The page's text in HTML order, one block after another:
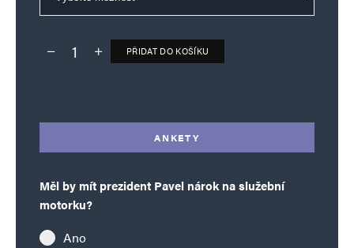
Deník TO – verze bez reklam množství
PŘIDAT DO KOŠÍKU
ANKETY
Měl by mít prezident Pavel nárok na služební
motorku?
Ano